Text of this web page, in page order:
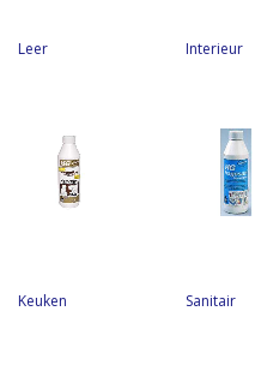
Leer Interieur
Keuken Sanitair